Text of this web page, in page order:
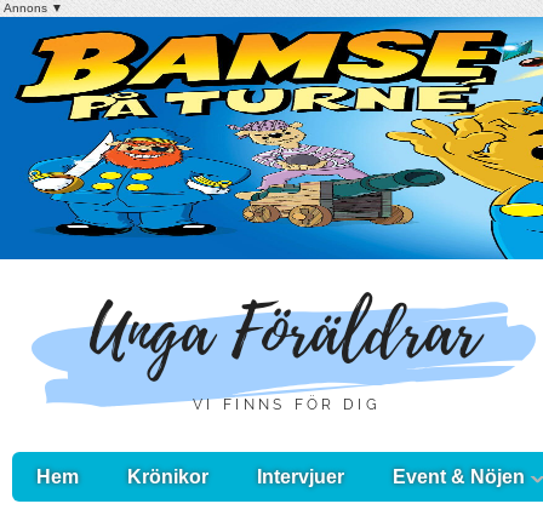
Annons ▼
Hem Krönikor Intervjuer Event & Nöjen